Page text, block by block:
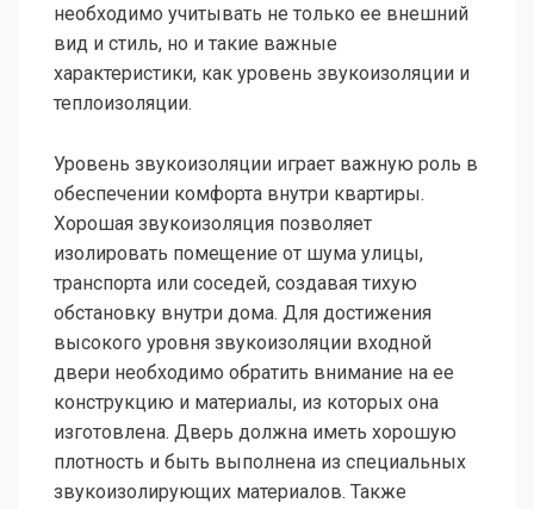
необходимо учитывать не только ее внешний
вид и стиль, но и такие важные
характеристики, как уровень звукоизоляции и
теплоизоляции.
Уровень звукоизоляции играет важную роль в
обеспечении комфорта внутри квартиры.
Хорошая звукоизоляция позволяет
изолировать помещение от шума улицы,
транспорта или соседей, создавая тихую
обстановку внутри дома. Для достижения
высокого уровня звукоизоляции входной
двери необходимо обратить внимание на ее
конструкцию и материалы, из которых она
изготовлена. Дверь должна иметь хорошую
плотность и быть выполнена из специальных
звукоизолирующих материалов. Также